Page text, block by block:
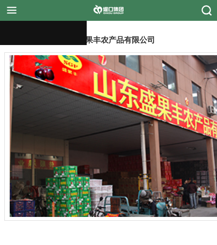
首页
堤口集团
新闻动态
融媒体中心
市场商户
招商招聘
济南盛果丰农产品有限公司